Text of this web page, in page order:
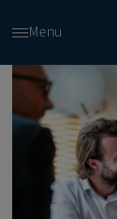
au
contenu
Menu